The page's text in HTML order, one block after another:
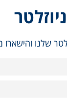
ניוזלטר
שלנו והישארו
גם הנתונים
שלמדו בבתי ספר
בבית הספר
(לא כולל
חרדים הם
האחרונות –